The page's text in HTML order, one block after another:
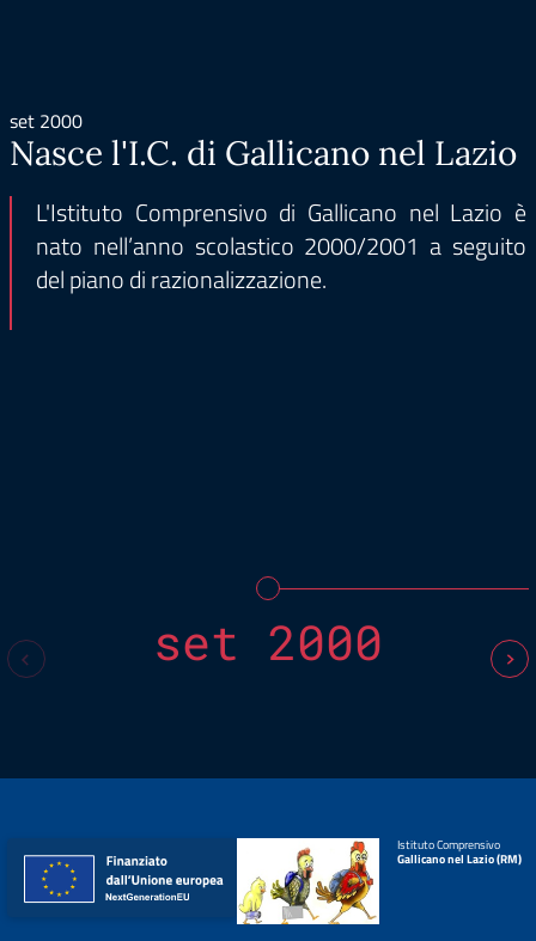
set 2000
Nasce l'I.C. di Gallicano nel Lazio
L'Istituto Comprensivo di Gallicano nel Lazio è
nato nell’anno scolastico 2000/2001 a seguito
del piano di razionalizzazione.
set 2000
Istituto Comprensivo
Gallicano nel Lazio (RM)